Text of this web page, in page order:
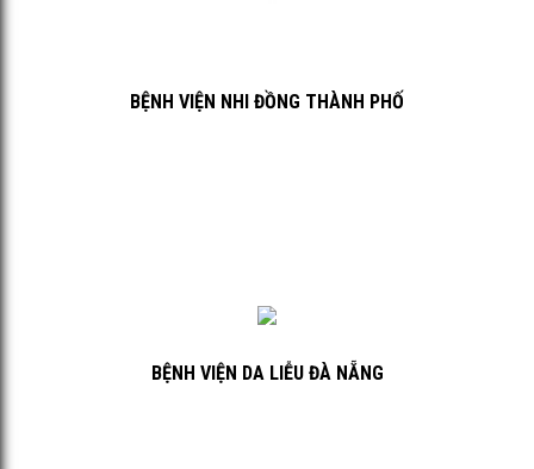
BỆNH VIỆN NHI ĐỒNG THÀNH PHỐ
BỆNH VIỆN DA LIỄU ĐÀ NẴNG